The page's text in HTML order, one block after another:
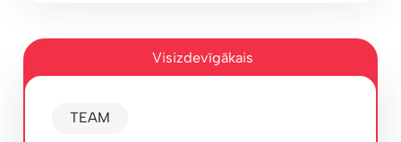
Visizdevīgākais
TEAM